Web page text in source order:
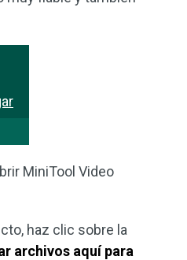
MiniTool Video
haz clic sobre la
archivos aquí para